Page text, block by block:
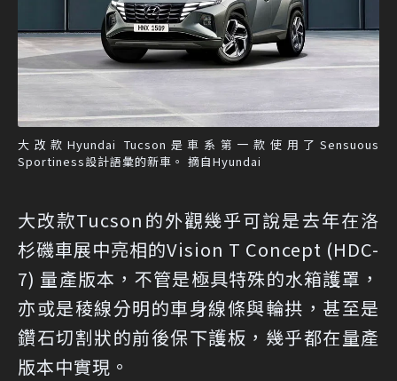
大改款Hyundai Tucson是車系第一款使用了Sensuous
Sportiness設計語彙的新車。 摘自Hyundai
大改款Tucson的外觀幾乎可說是去年在洛
杉磯車展中亮相的Vision T Concept (HDC-
7) 量產版本，不管是極具特殊的水箱護罩，
亦或是稜線分明的車身線條與輪拱，甚至是
鑽石切割狀的前後保下護板，幾乎都在量產
版本中實現。